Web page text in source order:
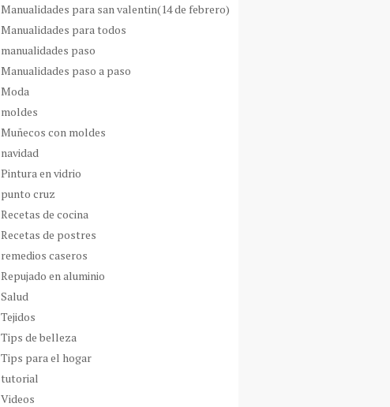
Manualidades para san valentin(14 de febrero)
Manualidades para todos
manualidades paso
Manualidades paso a paso
Moda
moldes
Muñecos con moldes
navidad
Pintura en vidrio
punto cruz
Recetas de cocina
Recetas de postres
remedios caseros
Repujado en aluminio
Salud
Tejidos
Tips de belleza
Tips para el hogar
tutorial
Videos